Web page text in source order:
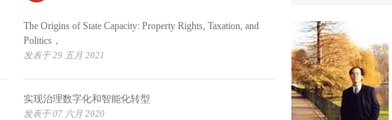
The Origins of State Capacity: Property Rights, Taxation, and
Politics，
发表于 29 五月 2021
实现治理数字化和智能化转型
发表于 07 六月 2020